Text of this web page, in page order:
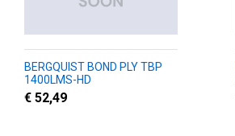
BERGQUIST BOND PLY TBP
1400LMS-HD
€ 52,49